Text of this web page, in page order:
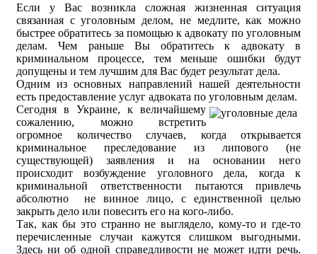
Если у Вас возникла сложная жизненная ситуация
связанная с уголовным делом, не медлите, как можно
быстрее обратитесь за помощью к адвокату по уголовным
делам. Чем раньше Вы обратитесь к адвокату в
криминальном процессе, тем меньше ошибки будут
допущены и тем лучшим для Вас будет результат дела.
Одним из основных направлений нашей деятельности
есть предоставление услуг адвоката по уголовным делам.
Сегодня в Украине, к величайшему
сожалению, можно встретить
огромное количество случаев, когда открывается
криминальное преследование из липового (не
существующей) заявления и на основании него
происходит возбуждение уголовного дела, когда к
криминальной ответственности пытаются привлечь
абсолютно не винное лицо, с единственной целью
закрыть дело или повесить его на кого-либо.
Так, как бы это странно не выглядело, кому-то и где-то
перечисленные случаи кажутся слишком выгодными.
Здесь ни об одной справедливости не может идти речь.